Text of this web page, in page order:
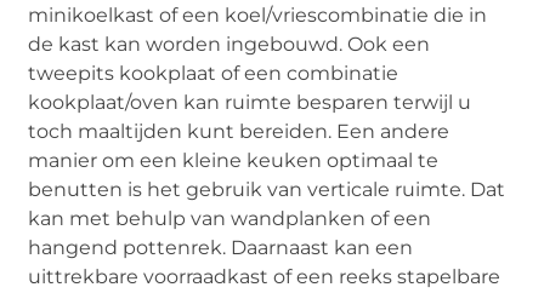
minikoelkast of een koel/vriescombinatie die in
de kast kan worden ingebouwd. Ook een
tweepits kookplaat of een combinatie
kookplaat/oven kan ruimte besparen terwijl u
toch maaltijden kunt bereiden. Een andere
manier om een kleine keuken optimaal te
benutten is het gebruik van verticale ruimte. Dat
kan met behulp van wandplanken of een
hangend pottenrek. Daarnaast kan een
uittrekbare voorraadkast of een reeks stapelbare